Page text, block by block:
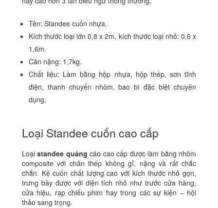
Tên: Standee cuốn nhựa.
Kích thước loại lớn 0,8 x 2m, kích thước loại nhỏ: 0,6 x
1,6m.
Cân nặng: 1,7kg.
Chất liệu: Làm bằng hộp nhựa, hộp thép, sơn tĩnh
điện, thanh chuyển nhôm, bao bì đặc biệt chuyên
dụng.
Loại Standee cuốn cao cấp
Loạistandee quảngcáo cao cấp được làm bằng nhôm
composite với chân thép không gỉ, nặng và rất chắc
chắn. Kệ cuốn chất lượng cao với kích thước nhỏ gọn,
trưng bày được với diện tích nhỏ như trước cửa hàng,
cửa hiệu, rạp chiếu phim hay trong các sự kiện – hội
thảo sang trọng.